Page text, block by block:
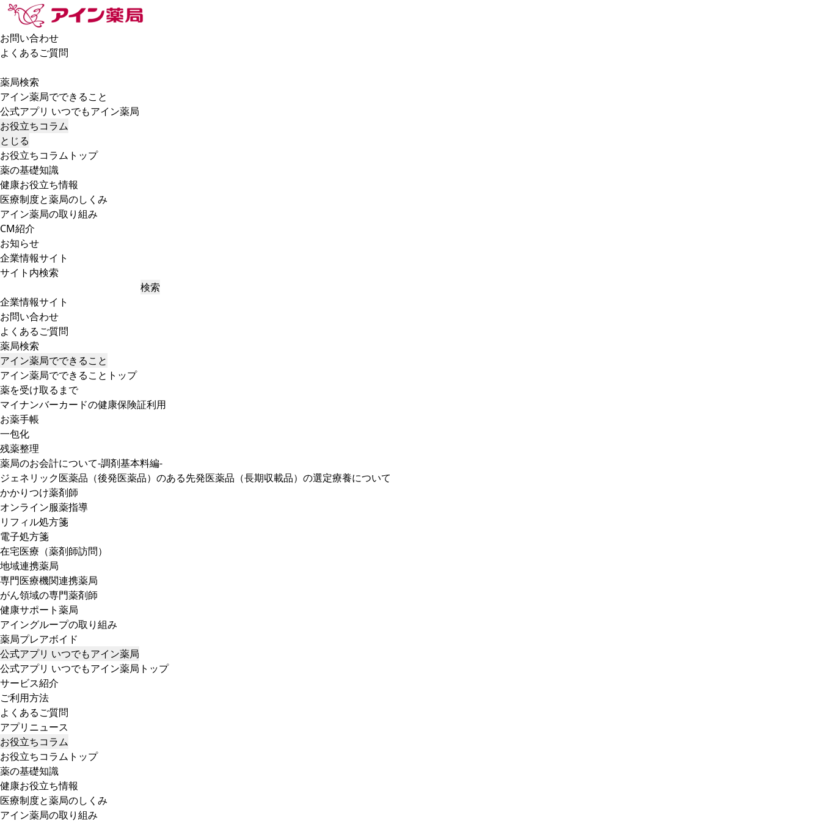
お問い合わせ
よくあるご質問
薬局検索
アイン薬局でできること
公式アプリ いつでもアイン薬局
お役立ちコラム
とじる
お役立ちコラムトップ
薬の基礎知識
健康お役立ち情報
医療制度と薬局のしくみ
アイン薬局の取り組み
CM紹介
お知らせ
企業情報サイト
サイト内検索
検索
企業情報サイト
お問い合わせ
よくあるご質問
薬局検索
アイン薬局でできること
アイン薬局でできることトップ
薬を受け取るまで
マイナンバーカードの健康保険証利用
お薬手帳
一包化
残薬整理
薬局のお会計について-調剤基本料編-
ジェネリック医薬品（後発医薬品）のある先発医薬品（長期収載品）の選定療養について
かかりつけ薬剤師
オンライン服薬指導
リフィル処方箋
電子処方箋
在宅医療（薬剤師訪問）
地域連携薬局
専門医療機関連携薬局
がん領域の専門薬剤師
健康サポート薬局
アイングループの取り組み
薬局プレアボイド
公式アプリ いつでもアイン薬局
公式アプリ いつでもアイン薬局トップ
サービス紹介
ご利用方法
よくあるご質問
アプリニュース
お役立ちコラム
お役立ちコラムトップ
薬の基礎知識
健康お役立ち情報
医療制度と薬局のしくみ
アイン薬局の取り組み